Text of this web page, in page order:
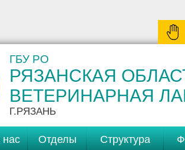
ГБУ РО
РЯЗАНСКАЯ
ВЕТЕРИНАРНАЯ
Г.РЯЗАНЬ
Отделы Структура